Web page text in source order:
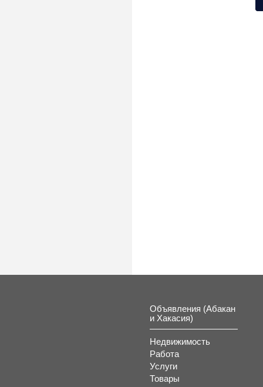
Объявления (Абакан
и Хакасия)
Недвижимость
Работа
Услуги
Товары